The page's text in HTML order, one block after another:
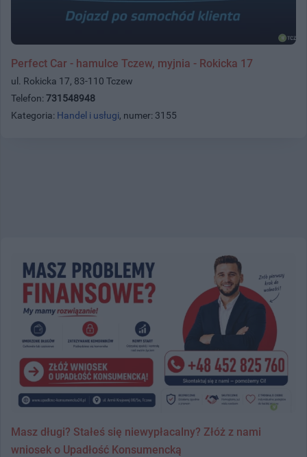
Perfect Car - hamulce Tczew, myjnia - Rokicka 17
ul. Rokicka 17, 83-110 Tczew
Telefon: 731548948
Kategoria: Handel i usługi, numer: 3155
Masz długi? Stałeś się niewypłacalny? Złóż z nami
wniosek o Upadłość Konsumencką